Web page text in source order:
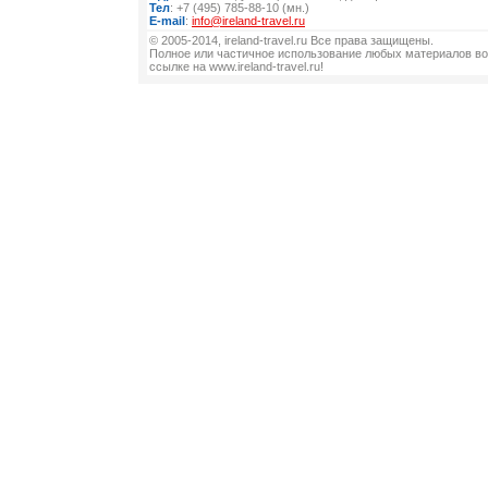
Тел: +7 (495) 785-88-10 (мн.)
E-mail: info@ireland-travel.ru
© 2005-2014, ireland-travel.ru Все права защищены.
Полное или частичное использование любых материалов
ссылке на www.ireland-travel.ru!